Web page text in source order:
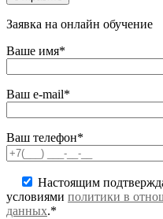
Заявка на онлайн обучение
Ваше имя*
Ваш e-mail*
Ваш телефон*
Настоящим
условиями политики в
данных.*